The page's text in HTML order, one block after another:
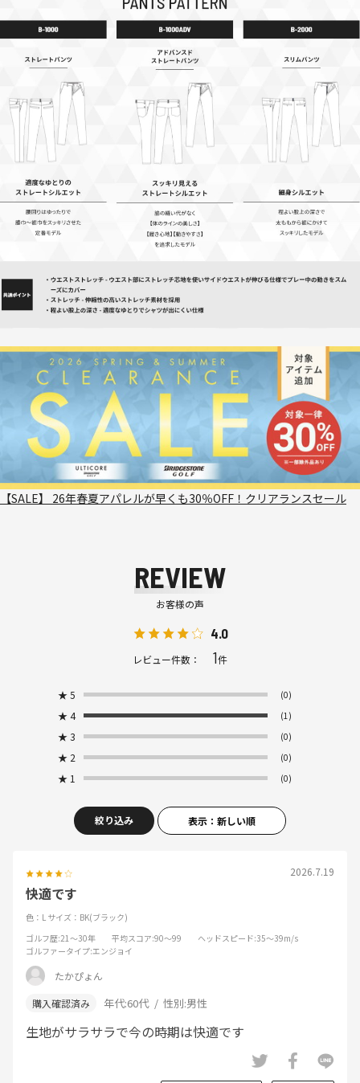
【SALE】 26年春夏アパレルが早くも30％OFF！クリアランスセール
REVIEW
お客様の声
4.0
レビュー件数： 1件
★ 5 (0)
★ 4 (1)
★ 3 (0)
★ 2 (0)
★ 1 (0)
絞り込み 表示：新しい順
2026.7.19
快適です
色：L サイズ：BK(ブラック)
ゴルフ歴:21～30年 平均スコア:90～99 ヘッドスピード:35～39m/s
ゴルファータイプ:エンジョイ
たかぴょん
年代:60代 性別:男性
生地がサラサラで今の時期は快適です